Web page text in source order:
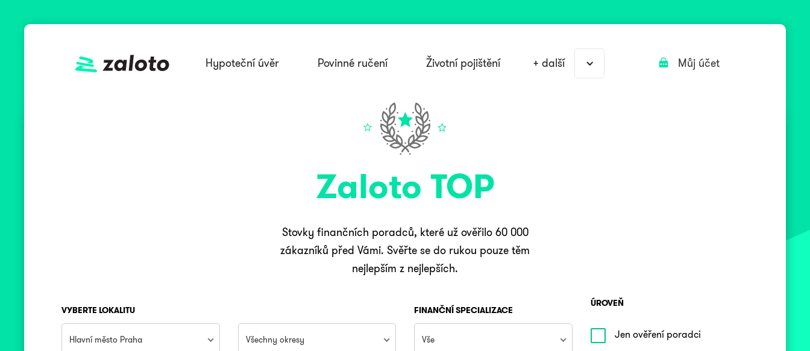
Hypoteční úvěr Povinné ručení Životní pojištění + další Můj účet
Zaloto TOP
Stovky finančních poradců, které už ověřilo 60 000
zákazníků před Vámi. Svěřte se do rukou pouze těm
nejlepším z nejlepších.
VYBERTE LOKALITU
Hlavní město Praha Všechny okresy
FINANČNÍ SPECIALIZACE
Vše
ÚROVEŇ
Jen ověření poradci